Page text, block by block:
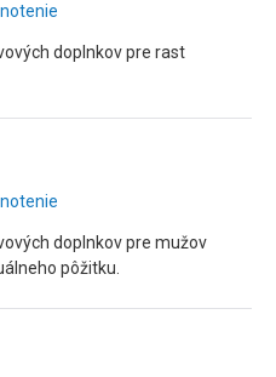
doplnkov pre rast
doplnkov pre mužov
pôžitku.